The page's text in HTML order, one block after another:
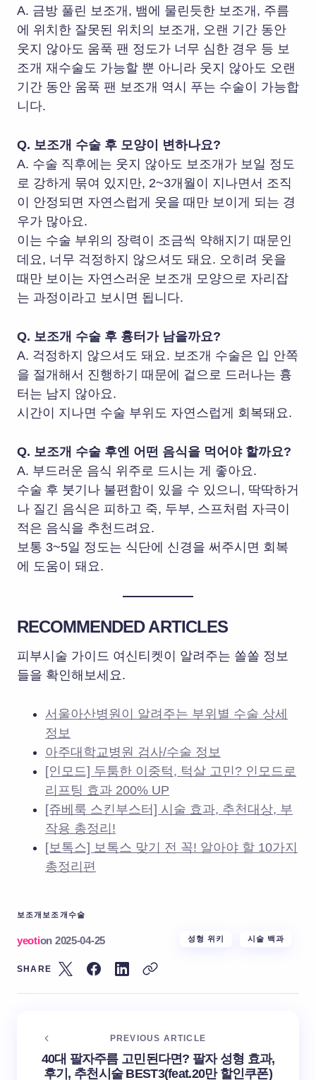
A. 금방 풀린 보조개, 뱀에 물린듯한 보조개, 주름
에 위치한 잘못된 위치의 보조개, 오랜 기간 동안
웃지 않아도 움푹 팬 정도가 너무 심한 경우 등 보
조개 재수술도 가능할 뿐 아니라 웃지 않아도 오랜
기간 동안 움푹 팬 보조개 역시 푸는 수술이 가능합
니다.
Q. 보조개 수술 후 모양이 변하나요?
A. 수술 직후에는 웃지 않아도 보조개가 보일 정도
로 강하게 묶여 있지만, 2~3개월이 지나면서 조직
이 안정되면 자연스럽게 웃을 때만 보이게 되는 경
우가 많아요.
이는 수술 부위의 장력이 조금씩 약해지기 때문인
데요, 너무 걱정하지 않으셔도 돼요. 오히려 웃을
때만 보이는 자연스러운 보조개 모양으로 자리잡
는 과정이라고 보시면 됩니다.
Q. 보조개 수술 후 흉터가 남을까요?
A. 걱정하지 않으셔도 돼요. 보조개 수술은 입 안쪽
을 절개해서 진행하기 때문에 겉으로 드러나는 흉
터는 남지 않아요.
시간이 지나면 수술 부위도 자연스럽게 회복돼요.
Q. 보조개 수술 후엔 어떤 음식을 먹어야 할까요?
A. 부드러운 음식 위주로 드시는 게 좋아요.
수술 후 붓기나 불편함이 있을 수 있으니, 딱딱하거
나 질긴 음식은 피하고 죽, 두부, 스프처럼 자극이
적은 음식을 추천드려요.
보통 3~5일 정도는 식단에 신경을 써주시면 회복
에 도움이 돼요.
RECOMMENDED ARTICLES
피부시술 가이드 여신티켓이 알려주는 쏠쏠 정보
들을 확인해보세요.
서울아산병원이 알려주는 부위별 수술 상세
정보
아주대학교병원 검사/수술 정보
[인모드] 두툼한 이중턱, 턱살 고민? 인모드로
리프팅 효과 200% UP
[쥬베룩 스킨부스터] 시술 효과, 추천대상, 부
작용 총정리!
[보톡스] 보톡스 맞기 전 꼭! 알아야 할 10가지
총정리편
보조개 보조개수술
yeotion 2025-04-25 성형 위키 시술 백과
SHARE
PREVIOUS ARTICLE
40대 팔자주름 고민된다면? 팔자 성형 효과,
후기, 추천시술 BEST3(feat.20만 할인쿠폰)